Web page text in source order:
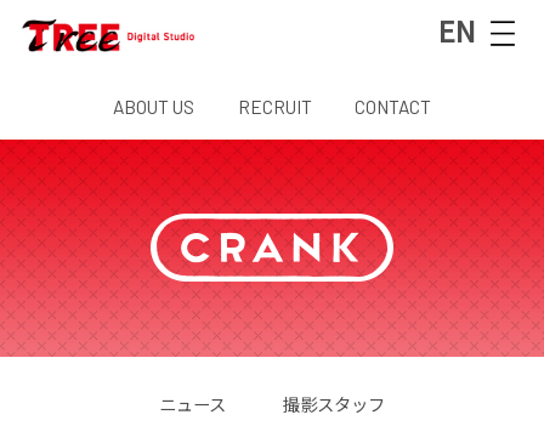
EN
ABOUT US RECRUIT CONTACT
ニュース
撮影スタッフ